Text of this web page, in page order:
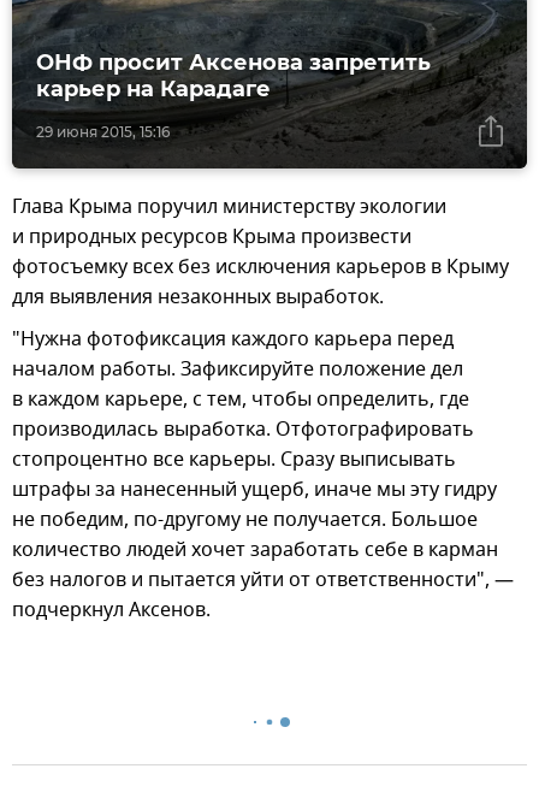
29 июня 2015, 15:16
ОНФ просит Аксенова запретить
карьер на Карадаге
Глава Крыма поручил министерству экологии
и природных ресурсов Крыма произвести
фотосъемку всех без исключения карьеров в Крыму
для выявления незаконных выработок.
"Нужна фотофиксация каждого карьера перед
началом работы. Зафиксируйте положение дел
в каждом карьере, с тем, чтобы определить, где
производилась выработка. Отфотографировать
стопроцентно все карьеры. Сразу выписывать
штрафы за нанесенный ущерб, иначе мы эту гидру
не победим, по-другому не получается. Большое
количество людей хочет заработать себе в карман
без налогов и пытается уйти от ответственности", —
подчеркнул Аксенов.